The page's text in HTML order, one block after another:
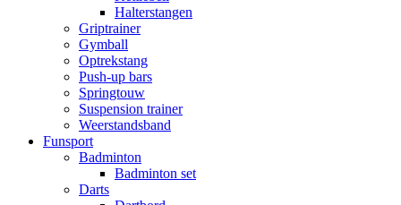
Halterstangen
Griptrainer
Gymball
Optrekstang
Push-up bars
Springtouw
Suspension trainer
Weerstandsband
Funsport
Badminton
Badminton set
Darts